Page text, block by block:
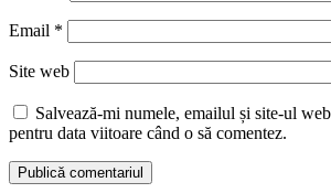
Email *
Site web
Salvează-mi numele, emailul și site-ul
pentru data viitoare când o să comentez.